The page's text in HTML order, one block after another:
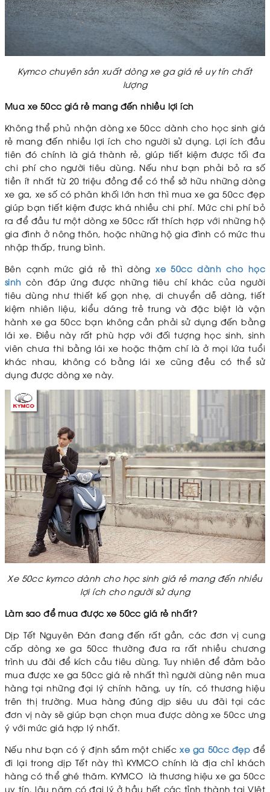
Kymco chuyên sản xuất dòng xe ga giá rẻ uy tín chất
lượng
Mua xe 50cc giá rẻ mang đến nhiều lợi ích
Không thể phủ nhận dòng xe 50cc dành cho học sinh giá
rẻ mang đến nhiều lợi ích cho người sử dụng. Lợi ích đầu
tiên đó chính là giá thành rẻ, giúp tiết kiệm được tối đa
chi phí cho người tiêu dùng. Nếu như bạn phải bỏ ra số
tiền ít nhất từ 20 triệu đồng để có thể sở hữu những dòng
xe ga, xe số có phân khối lớn hơn thì mua xe ga 50cc đẹp
giúp bạn tiết kiệm được khá nhiều chi phí. Mức chi phí bỏ
ra để đầu tư một dòng xe 50cc rất thích hợp với những hộ
gia đình ở nông thôn, hoặc những hộ gia đình có mức thu
nhập thấp, trung bình.
Bên cạnh mức giá rẻ thì dòngxe 50cc dành cho học
sinh còn đáp ứng được những tiêu chí khác của người
tiêu dùng như thiết kế gọn nhẹ, di chuyển dễ dàng, tiết
kiệm nhiên liệu, kiểu dáng trẻ trung và đặc biệt là vận
hành xe ga 50cc bạn không cần phải sử dụng đến bằng
lái xe. Điều này rất phù hợp với đối tượng học sinh, sinh
viên chưa thi bằng lái xe hoặc thậm chí là ở mọi lứa tuổi
khác nhau, không có bằng lái xe cũng đều có thể sử
dụng được dòng xe này.
Xe 50cc kymco dành cho học sinh giá rẻ mang đến nhiều
lợi ích cho người sử dụng
Làm sao để mua được xe 50cc giá rẻ nhất?
Dịp Tết Nguyên Đán đang đến rất gần, các đơn vị cung
cấp dòng xe ga 50cc thường đưa ra rất nhiều chương
trình ưu đãi để kích cầu tiêu dùng. Tuy nhiên để đảm bảo
mua được xe ga 50cc giá rẻ nhất thì người dùng nên mua
hàng tại những đại lý chính hãng, uy tín, có thương hiệu
trên thị trường. Mua hàng đúng dịp siêu ưu đãi tại các
đơn vị này sẽ giúp bạn chọn mua được dòng xe 50cc ưng
ý với mức giá hợp lý nhất.
Nếu như bạn có ý định sắm một chiếc xe ga 50cc đẹp để
đi lại trong dịp Tết này thì KYMCO chính là địa chỉ khách
hàng có thể ghé thăm. KYMCO là thương hiệu xe ga 50cc
uy tín, lâu năm có đại lý ở hầu hết các tỉnh thành tại VIệt